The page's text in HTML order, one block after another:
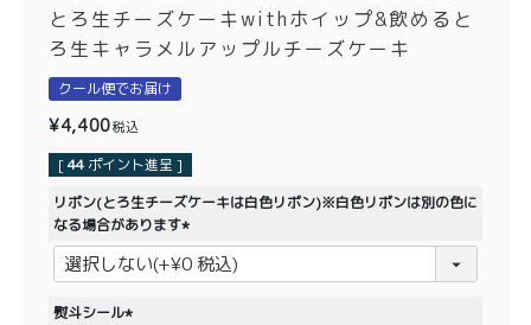
〜¥1,999
¥4,000〜¥5,999
TOP
商品
とろ生チーズケーキwithホイップ&飲めると
ろ生キャラメルアップルチーズケーキ
クール便でお届け
¥4,400税込
[44 ポイント進呈 ]
リボン(とろ生チーズケーキは白色リボン)※白色リボンは別の色に
なる場合があります
(
必
熨斗シール